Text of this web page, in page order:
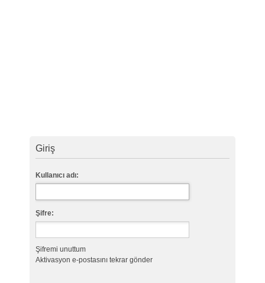
Giriş
Kullanıcı adı:
Şifre:
Şifremi unuttum
Aktivasyon e-postasını tekrar gönder